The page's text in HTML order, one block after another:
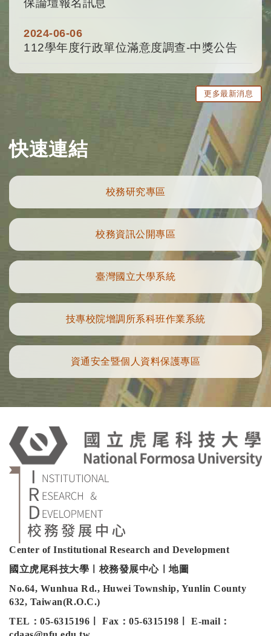
2024-06-06
112學年度行政單位滿意度調查-中獎公告
更多最新消息
快速連結
校務研究專區
校務資訊公開專區
臺灣國立大學系統
技專校院增調所系科班作業系統
資通安全暨個人資料保護專區
Center of Institutional Research and Development
國立虎尾科技大學ㅣ校務發展中心ㅣ地圖
No.64, Wunhua Rd., Huwei Township, Yunlin County
632, Taiwan(R.O.C.)
TEL：05-6315196ㅣ Fax：05-6315198ㅣ E-mail：